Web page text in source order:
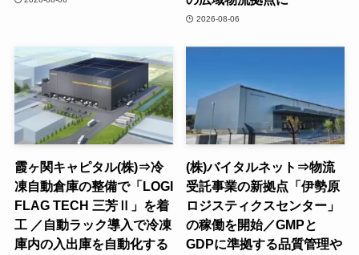
2026-08-06
霞ヶ関キャピタル(株)⇒冷
凍自動倉庫の整備で「LOGI
FLAG TECH 三芳Ⅱ」を着
工 ／自動ラック導入で冷凍
庫内の入出庫を自動化する
(株)バイタルネット⇒物流
受託事業の新拠点「伊勢原
ロジスティクスセンター」
の稼働を開始／GMPと
GDPに準拠する品質管理や